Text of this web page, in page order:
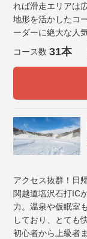
れば滑走エリアは
地形を活かしたコ
ーダーに絶大な人
コース数 31本
アクセス抜群！日
関越道塩沢石打IC
力。温泉や仮眠室
しており、とても
初心者から上級者